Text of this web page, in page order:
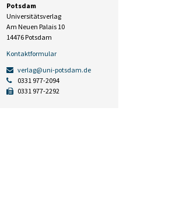
Potsdam
Universitätsverlag
Am Neuen Palais 10
14476 Potsdam
Kontaktformular
verlag@uni-potsdam.de
0331 977-2094
0331 977-2292